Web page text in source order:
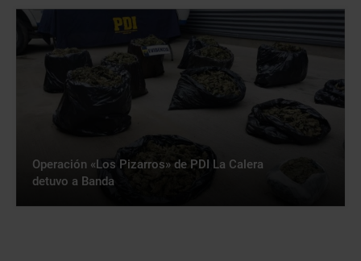
Operación «Los Pizarros» de PDI La Calera
detuvo a Banda